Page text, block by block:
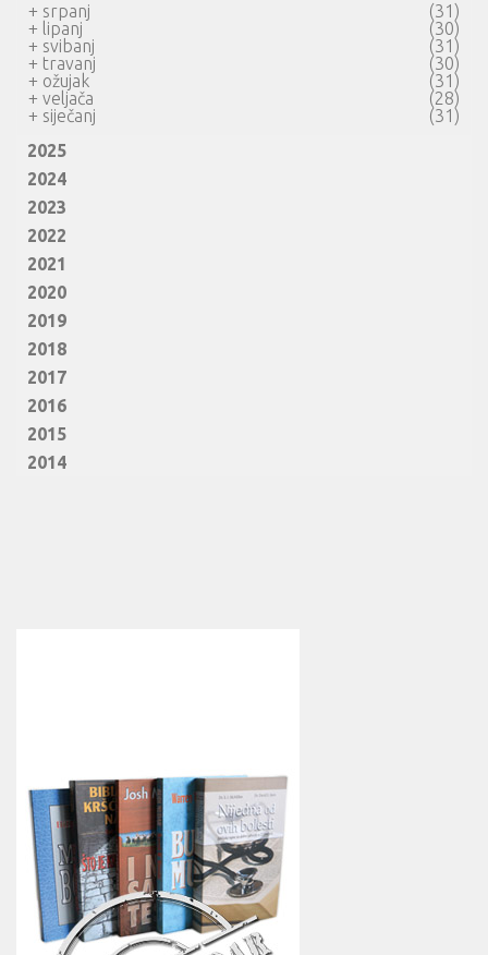
+ srpanj
(31)
+ lipanj
(30)
+ svibanj
(31)
+ travanj
(30)
+ ožujak
(31)
+ veljača
(28)
+ siječanj
(31)
2025
2024
2023
2022
2021
2020
2019
2018
2017
2016
2015
2014